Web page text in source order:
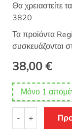
Θα χρειαστείτε
3820
Τα προϊόντα
συσκευάζονται
38,00€
Μόνο 1
-
Σταμπωτό
+